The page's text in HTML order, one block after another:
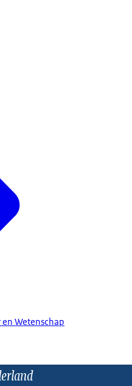
Wetenschap